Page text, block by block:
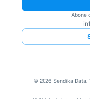
Abone
© 2026 Sendika Data.